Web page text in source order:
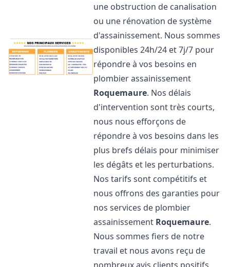
une obstruction de canalisation
ou une rénovation de système
d'assainissement. Nous sommes
disponibles 24h/24 et 7j/7 pour
répondre à vos besoins en
plombier assainissement
Roquemaure. Nos délais
d'intervention sont très courts,
nous nous efforçons de
répondre à vos besoins dans les
plus brefs délais pour minimiser
les dégâts et les perturbations.
Nos tarifs sont compétitifs et
nous offrons des garanties pour
nos services de plombier
assainissement Roquemaure.
Nous sommes fiers de notre
travail et nous avons reçu de